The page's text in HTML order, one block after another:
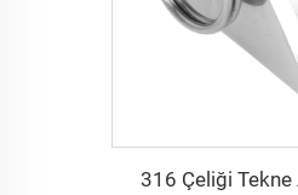
316 Çeliği